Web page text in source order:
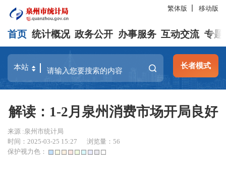
繁体版 移动版
首页 统计概况 政务公开 办事服务 互动交流 专题
长者模式
解读：1-2月泉州消费市场开局良好
来源 :泉州市统计局
时间：2025-03-25 15:27
浏览量：56
保护视力色：